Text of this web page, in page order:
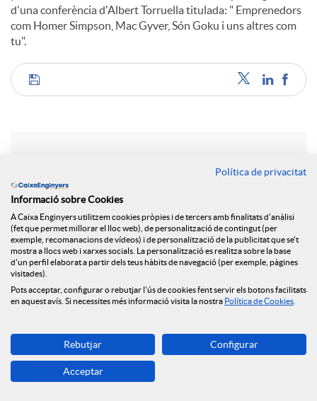
d'una conferència d'Albert Torruella titulada: " Emprenedors
com Homer Simpson, Mac Gyver, Són Goku i uns altres com
tu".
C
m
p
a
r
t
Notícies relacionades
Posem en marxa un nou espai web dedicat a la
salut financera
La Fundació Caixa Enginyers signa un acord de
col·laboració amb la UAB per a impulsar el
Participem en la jornada “Dones i Enginyeria:
Aprenent les STEAM a través del joc amb ENGINY-
era
La Fundació col·labora amb el programa de
Política de privacitat
Informació sobre Cookies
A Caixa Enginyers utilitzem cookies pròpies i de tercers amb finalitats d'anàlisi
(fet que permet millorar el lloc web), de personalització de contingut (per
exemple, recomanacions de vídeos) i de personalització de la publicitat que se't
mostra a llocs web i xarxes socials. La personalització es realitza sobre la base
d'un perfil elaborat a partir dels teus hàbits de navegació (per exemple, pàgines
visitades).
Pots acceptar, configurar o rebutjar l'ús de cookies fent servir els botons facilitats
en aquest avís. Si necessites més informació visita la nostra Política de Cookies
Rebutjar Configurar
Acceptar